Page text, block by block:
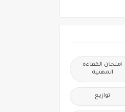
امتحان الكفاءة
المهنية
توازيع